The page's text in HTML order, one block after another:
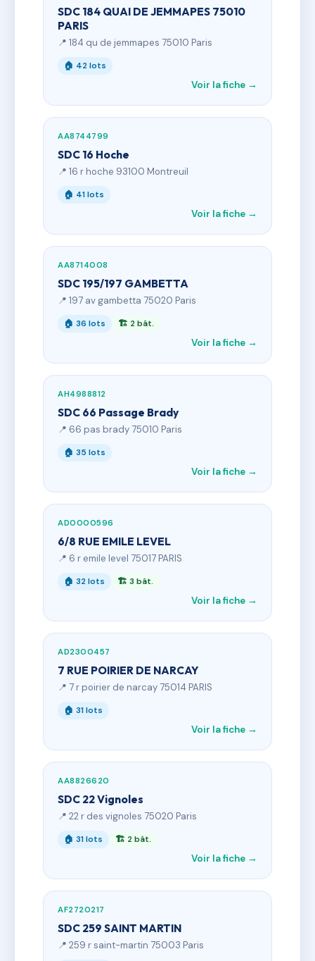
SDC 184 QUAI DE JEMMAPES 75010
PARIS
📍 184 qu de jemmapes 75010 Paris
🏠 42 lots
Voir la fiche →
AA8744799
SDC 16 Hoche
📍 16 r hoche 93100 Montreuil
🏠 41 lots
Voir la fiche →
AA8714008
SDC 195/197 GAMBETTA
📍 197 av gambetta 75020 Paris
🏠 36 lots 🏗 2 bât.
Voir la fiche →
AH4988812
SDC 66 Passage Brady
📍 66 pas brady 75010 Paris
🏠 35 lots
Voir la fiche →
AD0000596
6/8 RUE EMILE LEVEL
📍 6 r emile level 75017 PARIS
🏠 32 lots 🏗 3 bât.
Voir la fiche →
AD2300457
7 RUE POIRIER DE NARCAY
📍 7 r poirier de narcay 75014 PARIS
🏠 31 lots
Voir la fiche →
AA8826620
SDC 22 Vignoles
📍 22 r des vignoles 75020 Paris
🏠 31 lots 🏗 2 bât.
Voir la fiche →
AF2720217
SDC 259 SAINT MARTIN
📍 259 r saint-martin 75003 Paris